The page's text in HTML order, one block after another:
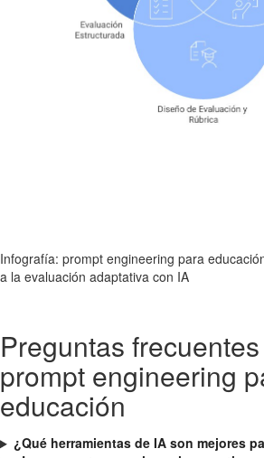
Infografía: prompt engineering para
a la evaluación adaptativa con IA
Preguntas
prompt engineering
educación
¿Qué herramientas de IA son mejores